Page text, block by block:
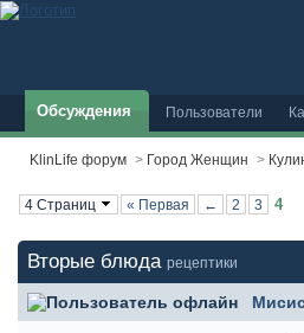
Обсуждения Пользователи
KlinLife форум > Город Женщин >
4 Страниц « Первая ← 2 3 4
Вторые блюда рецептики